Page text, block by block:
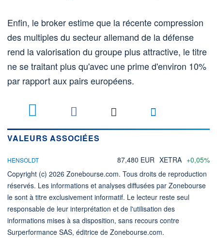
Enfin, le broker estime que la récente compression
des multiples du secteur allemand de la défense
rend la valorisation du groupe plus attractive, le titre
ne se traitant plus qu'avec une prime d'environ 10%
par rapport aux pairs européens.
VALEURS ASSOCIÉES
HENSOLDT 87,480 EUR XETRA +0,05%
Copyright (c) 2026 Zonebourse.com. Tous droits de reproduction
réservés. Les informations et analyses diffusées par Zonebourse
le sont à titre exclusivement informatif. Le lecteur reste seul
responsable de leur interprétation et de l'utilisation des
informations mises à sa disposition, sans recours contre
Surperformance SAS, éditrice de Zonebourse.com.